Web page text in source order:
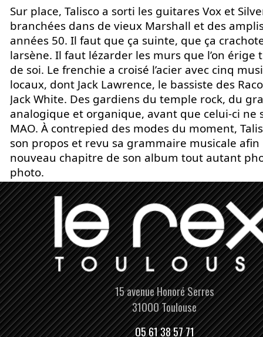
Sur place, Talisco a sorti les guitares Vox et
branchées dans de vieux Marshall et des
années 50. Il faut que ça suinte, que ça
larsène. Il faut lézarder les murs que l’on érige
de soi. Le frenchie a croisé l’acier avec cinq
locaux, dont Jack Lawrence, le bassiste des
Jack White. Des gardiens du temple rock, du
analogique et organique, avant que celui-ci ne
MAO. À contrepied des modes du moment,
son propos et revu sa grammaire musicale afin
nouveau chapitre de son album tout autant
photo.
15 avenue Honoré Serres
31000 Toulouse
05 61 38 57 71